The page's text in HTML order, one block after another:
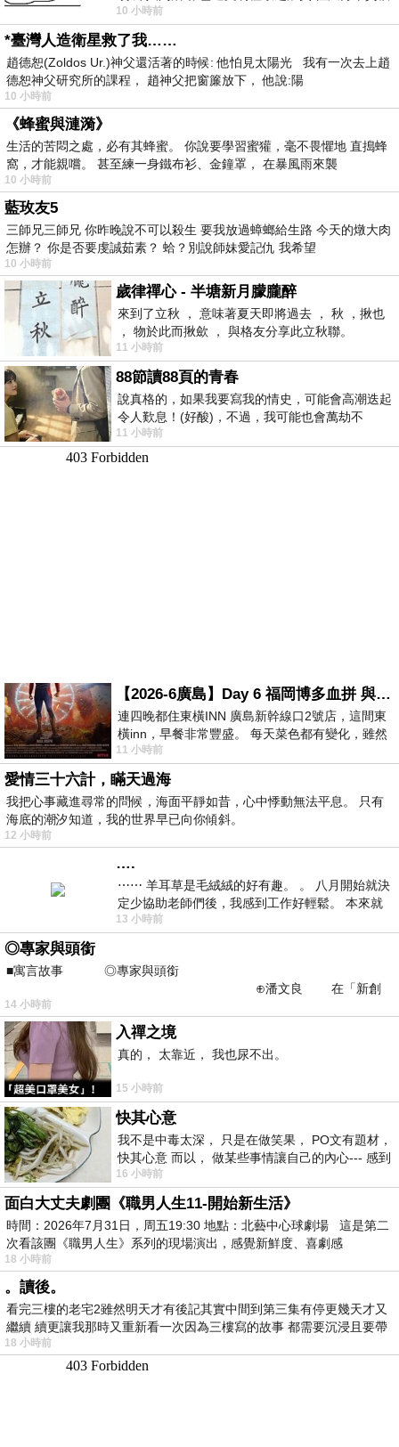
者 只能白白陪葬
10 小時前
*臺灣人造衛星救了我……
趙德恕(Zoldos Ur.)神父還活著的時候: 他怕見太陽光 我有一次去上趙
德恕神父研究所的課程， 趙神父把窗簾放下， 他說:陽
10 小時前
《蜂蜜與漣漪》
生活的苦悶之處，必有其蜂蜜。 你說要學習蜜獾，毫不畏懼地 直搗蜂
窩，才能親嚐。 甚至練一身鐵布衫、金鐘罩， 在暴風雨來襲
10 小時前
藍玫友5
三師兄三師兄 你昨晚說不可以殺生 要我放過蟑螂給生路 今天的燉大肉
怎辦？ 你是否要虔誠茹素？ 蛤？別說師妹愛記仇 我希望
10 小時前
歲律禪心 - 半塘新月朦朧醉
來到了立秋 ， 意味著夏天即將過去 ， 秋 ，揪也
， 物於此而揪歛 ， 與格友分享此立秋聯。
11 小時前
88節讀88頁的青春
說真格的，如果我要寫我的情史，可能會高潮迭起
令人歎息！(好酸)，不過，我可能也會萬劫不
復...，每天跪鍵盤還是被判了花心的罪
11 小時前
【2026-6廣島】Day 6 福岡博多血拼 與機場接送少年司機深夜對談
連四晚都住東橫INN 廣島新幹線口2號店，這間東
橫inn，早餐非常豐盛。 每天菜色都有變化，雖然
看到工作人員拿出料理包加熱，但
11 小時前
愛情三十六計，瞞天過海
我把心事藏進尋常的問候，海面平靜如昔，心中悸動無法平息。 只有
海底的潮汐知道，我的世界早已向你傾斜。
12 小時前
….
⋯⋯ 羊耳草是毛絨絨的好有趣。 。 八月開始就決
定少協助老師們後，我感到工作好輕鬆。 本來就
不是我的工作啊。 真
13 小時前
◎專家與頭銜
■寓言故事 ◎專家與頭銜
⊕潘文良 在「新創
之谷」裡——
14 小時前
入禪之境
真的， 太靠近， 我也尿不出。
15 小時前
快其心意
我不是中毒太深， 只是在做笑果， PO文有題材，
快其心意 而以， 做某些事情讓自己的內心--- 感到
愉快。
16 小時前
面白大丈夫劇團《職男人生11-開始新生活》
時間：2026年7月31日，周五19:30 地點：北藝中心球劇場 這是第二
次看該團《職男人生》系列的現場演出，感覺新鮮度、喜劇感
18 小時前
。讀後。
看完三樓的老宅2雖然明天才有後記其實中間到第三集有停更幾天才又
繼續 續更讓我那時又重新看一次因為三樓寫的故事 都需要沉浸且要帶
有
18 小時前